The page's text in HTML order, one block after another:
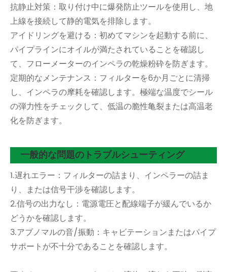
抗静止対策：取り付け中に爆発防止ツールを使用し、地
上線を接続して静的電気を排除します。
アイドリングを避ける：初めてマシンを起動する前に、
パイプラインにオイルが満たされていることを確認し
て、フローメーターのインペラの乾燥粉砕を防ぎます。
定期的なメンテナンス：フィルターを6か月ごとに清掃
し、インペラの摩耗を確認します。極端な温度でシール
の弾力性をチェックして、低温の脆性亀裂または高温老
化を防ぎます。
一般的な問題のトラブルシューティング
1.遅れエラー：フィルターの詰まり、インペラーの詰ま
り、または信号干渉を確認します。
2.信号の出力なし：電源電圧と配線端子が緩んでいるか
どうかを確認します。
3.アブノマルの音/振動：キャビテーションまたはパイプ
サポートが不十分であることを確認します。